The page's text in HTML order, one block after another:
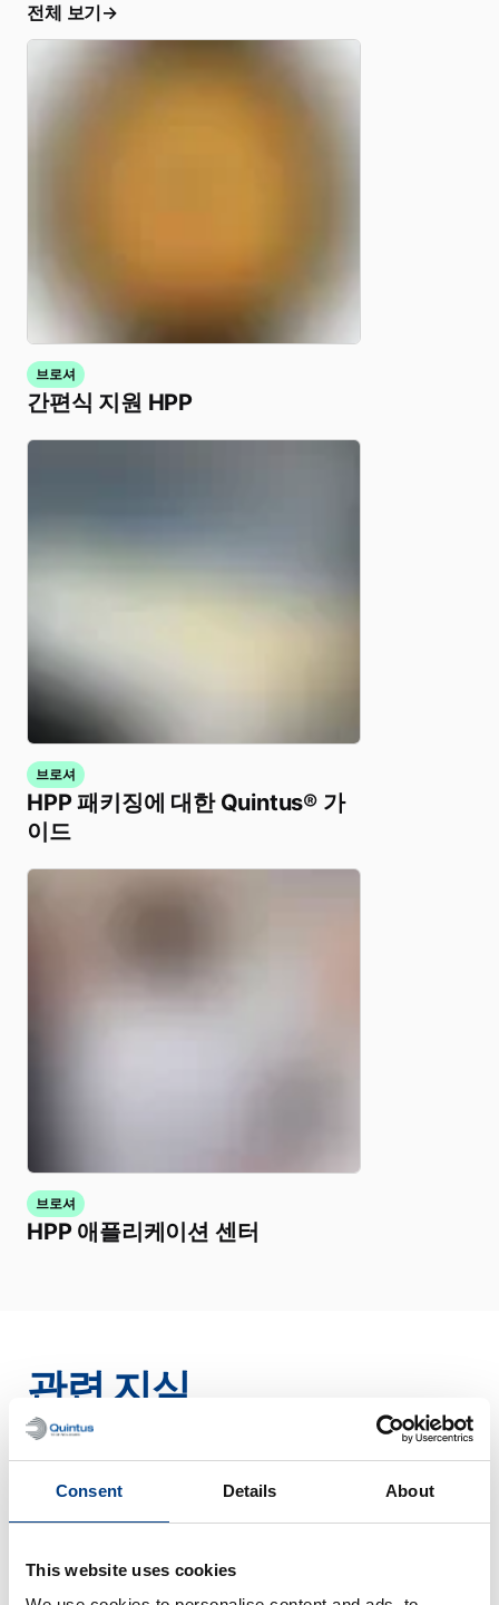
Consent Details About
This website uses cookies
전체 보기
브로셔
간편식 지원 HPP
브로셔
HPP 패키징에 대한 Quintus® 가
이드
브로셔
HPP 애플리케이션 센터
관련 지식
전체 보기